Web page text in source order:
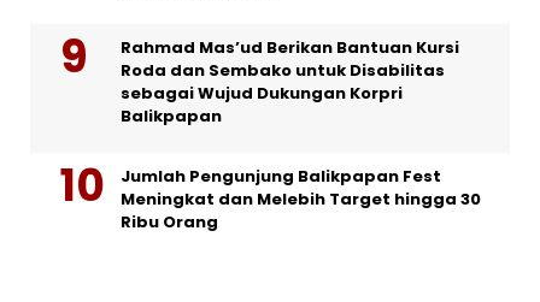
Rahmad Mas’ud Berikan Bantuan Kursi
Roda dan Sembako untuk Disabilitas
sebagai Wujud Dukungan Korpri
Balikpapan
Jumlah Pengunjung Balikpapan Fest
Meningkat dan Melebih Target hingga 30
Ribu Orang